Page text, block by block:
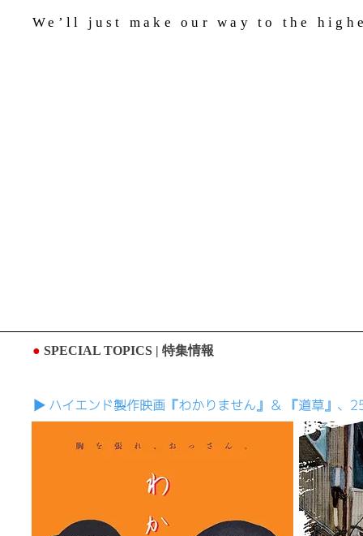
We’ll just make our way to the
● SPECIAL TOPICS | 特集情報
▶︎ ハイエンド製作映画『わかりません』＆ 『道草』、